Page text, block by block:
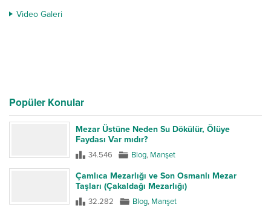
Video Galeri
Popüler Konular
Mezar Üstüne Neden Su Dökülür, Ölüye
Faydası Var mıdır?
34.546 Blog, Manşet
Çamlıca Mezarlığı ve Son Osmanlı Mezar
Taşları (Çakaldağı Mezarlığı)
32.282 Blog, Manşet